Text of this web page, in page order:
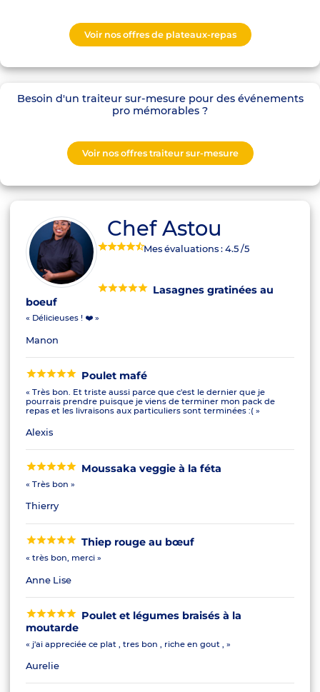
Voir nos offres de plateaux-repas
Besoin d'un traiteur sur-mesure pour des événements
pro mémorables ?
Voir nos offres traiteur sur-mesure
Chef Astou
Mes évaluations :4.5/5
Lasagnes gratinées au
boeuf
« Délicieuses ! ❤️ »
Manon
Poulet mafé
« Très bon. Et triste aussi parce que c'est le dernier que je
pourrais prendre puisque je viens de terminer mon pack de
repas et les livraisons aux particuliers sont terminées :( »
Alexis
Moussaka veggie à la féta
« Très bon »
Thierry
Thiep rouge au bœuf
« très bon, merci »
Anne Lise
Poulet et légumes braisés à la
moutarde
« j'ai appreciée ce plat , tres bon , riche en gout , »
Aurelie